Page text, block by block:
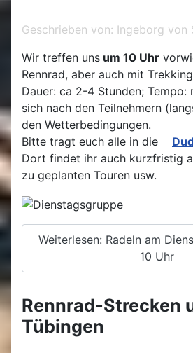
Geschrieben von: Ingeborg von
Wir treffen uns um 10 Uhr
Rennrad, aber auch mit
Dauer: ca 2-4 Stunden;
sich nach den Teilnehmern
den Wetterbedingungen.
Bitte tragt euch alle in die
Dort findet ihr auch kurzfristig
zu geplanten Touren usw.
Weiterlesen: Radeln am
10 Uhr
Rennrad-Strecken
Tübingen